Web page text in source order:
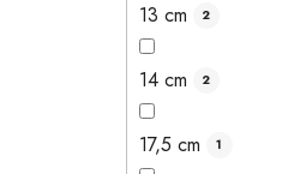
13 cm 2
14 cm 2
17,5 cm 1